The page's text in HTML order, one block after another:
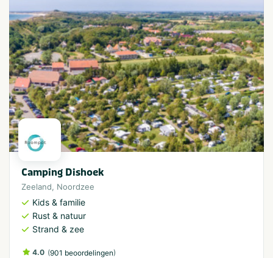
Camping Dishoek
Zeeland, Noordzee
Kids & familie
Rust & natuur
Strand & zee
4.0 (901 beoordelingen)